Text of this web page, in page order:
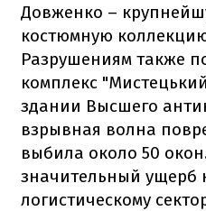
Довженко –
костюмную
Разрушениям также
комплекс
здании Высшего
взрывная волна
выбила около 50
значительный ущерб
логистическому